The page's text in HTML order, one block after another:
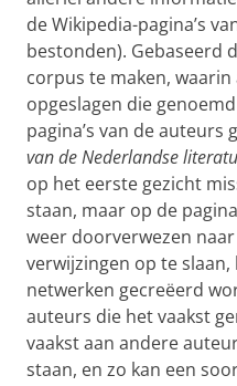
de Wikipedia-pagina’s
bestonden). Gebaseerd
corpus te maken,
opgeslagen die
pagina’s van de auteurs
van de Nederlandse
op het eerste gezicht
staan, maar op de
weer doorverwezen
verwijzingen op te
netwerken gecreëerd
auteurs die het vaakst
vaakst aan andere
staan, en zo kan een